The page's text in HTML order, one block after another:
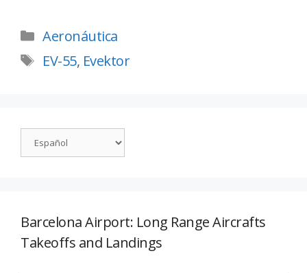
Aeronáutica
EV-55, Evektor
Barcelona Airport: Long Range Aircrafts
Takeoffs and Landings